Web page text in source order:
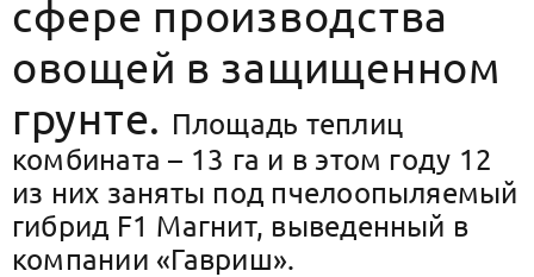
сфере производства
овощей в защищенном
грунте. Площадь теплиц
комбината – 13 га и в этом году 12
из них заняты под пчелоопыляемый
гибрид F1 Магнит, выведенный в
компании «Гавриш».